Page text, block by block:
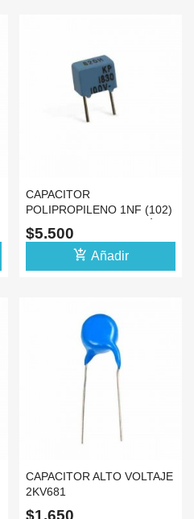
CAPACITOR
POLIPROPILENO 1NF (102)
100V DE ALTA PRESICIÓN
$5.500
add_shopping_cart Añadir
CAPACITOR ALTO VOLTAJE
2KV681
$1.650